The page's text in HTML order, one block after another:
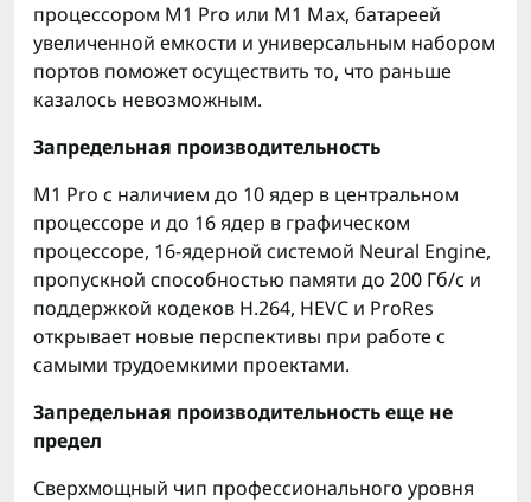
процессором M1 Pro или M1 Max, батареей
увеличенной емкости и универсальным набором
портов поможет осуществить то, что раньше
казалось невозможным.
Запредельная производительность
M1 Pro с наличием до 10 ядер в центральном
процессоре и до 16 ядер в графическом
процессоре, 16-ядерной системой Neural Engine,
пропускной способностью памяти до 200 Гб/с и
поддержкой кодеков H.264, HEVC и ProRes
открывает новые перспективы при работе с
самыми трудоемкими проектами.
Запредельная производительность еще не
предел
Сверхмощный чип профессионального уровня